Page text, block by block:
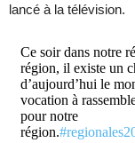
lancé à la télévision.
Ce soir dans notre
région, il existe un
d’aujourd’hui le
vocation à
pour notre
région.